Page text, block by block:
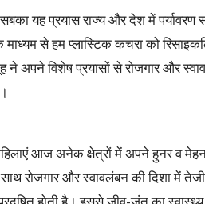
यह प्रयास राज्य और देश में पर्यावरण
से हम प्लास्टिक कचरा को
अपने विशेष प्रयासों से रोजगार और
आज अनेक क्षेत्रों में अपने हुनर व
रोजगार और स्वावलंबन की दिशा में